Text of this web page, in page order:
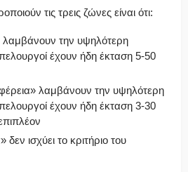
τις τρεις ζώνες είναι ότι:
λαμβάνουν την υψηλότερη
έχουν ήδη έκταση 5-50
λαμβάνουν την υψηλότερη
έχουν ήδη έκταση 3-30
δεν ισχύει το κριτήριο του